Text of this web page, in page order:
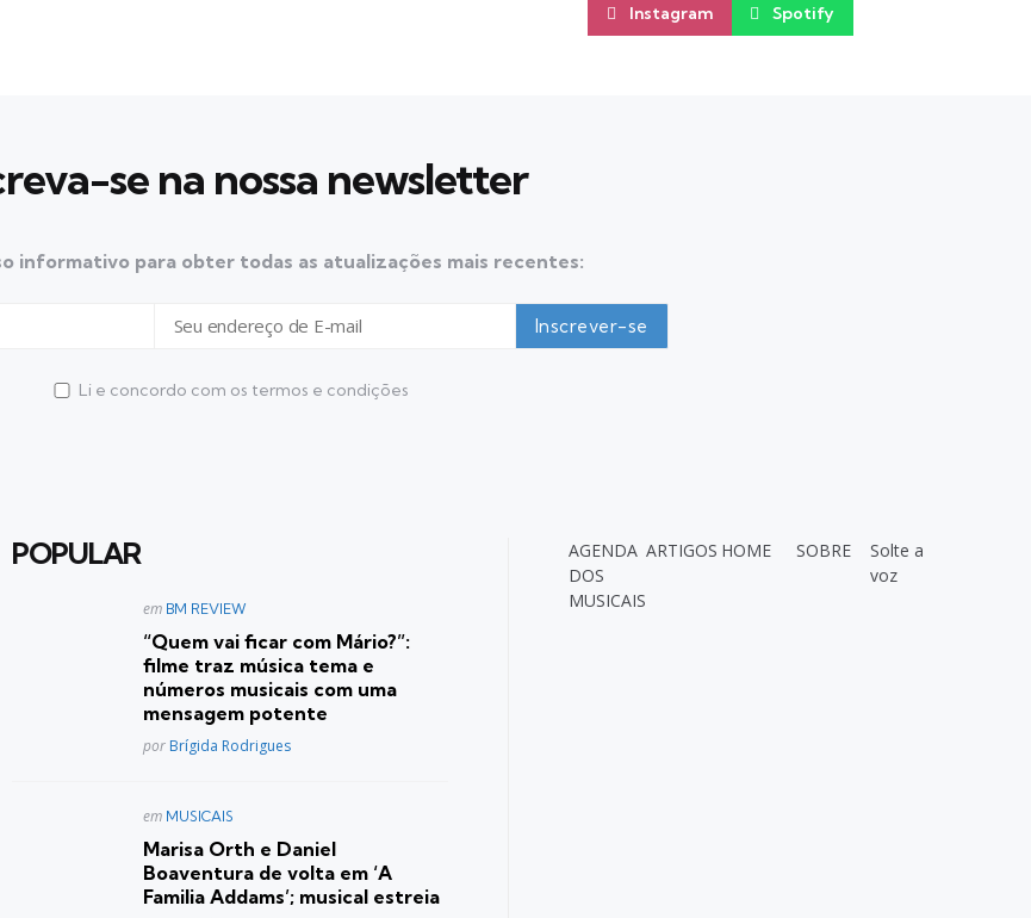
Instagram Spotify
se na nossa newsletter
informativo para obter todas as atualizações mais recentes:
Li e concordo com os termos e condições
POPULAR
Postado
em BM REVIEW
“Quem vai ficar com Mário?”:
filme traz música tema e
números musicais com uma
mensagem potente
Posted
por Brígida Rodrigues
Postado
em MUSICAIS
Marisa Orth e Daniel
Boaventura de volta em ‘A
Familia Addams’; musical estreia
AGENDA
DOS
MUSICAIS
ARTIGOS HOME SOBRE
Solte a
voz